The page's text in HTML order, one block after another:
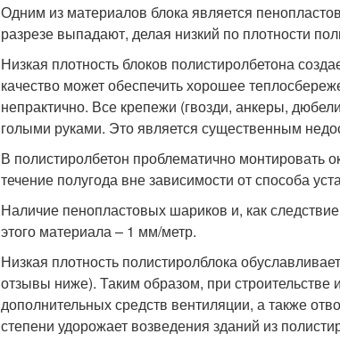
Одним из материалов блока является
разрезе выпадают, делая низкий по плотности
Низкая плотность блоков полистиролбетона
качество может обеспечить хорошее
непрактично. Все крепежи (гвозди, анкеры,
голыми руками. Это является существенным
В полистиролбетон проблематично монтировать
течение полугода вне зависимости от способа
Наличие пенопластовых шариков и, как
этого материала – 1 мм/метр.
Низкая плотность полистиролблока
отзывы ниже). Таким образом, при
дополнительных средств вентиляции, а также
степени удорожает возведения зданий из